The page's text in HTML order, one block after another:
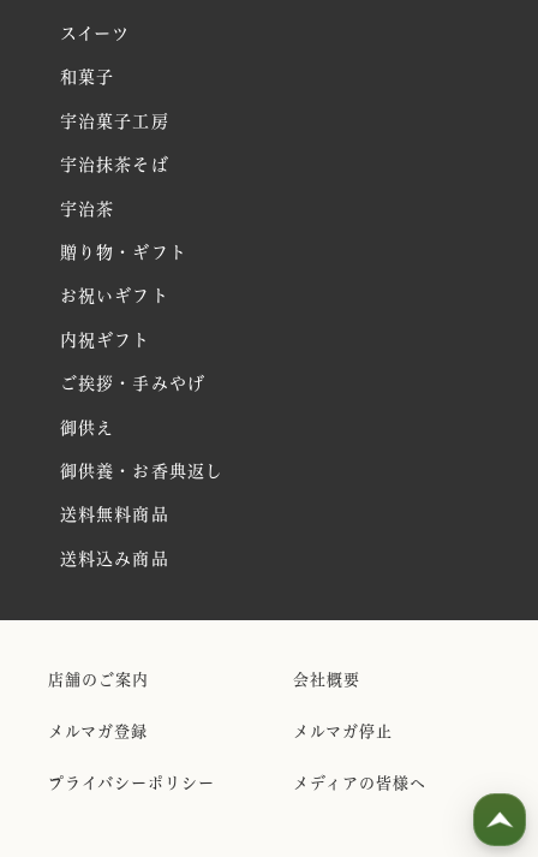
スイーツ
和菓子
宇治菓子工房
宇治抹茶そば
宇治茶
贈り物・ギフト
お祝いギフト
内祝ギフト
ご挨拶・手みやげ
御供え
御供養・お香典返し
送料無料商品
送料込み商品
店舗のご案内 会社概要
メルマガ登録 メルマガ停止
プライバシーポリシー メディアの皆様へ